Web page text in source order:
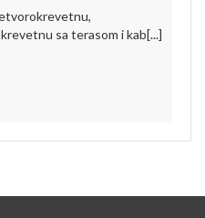
sa terasom i kab[...]